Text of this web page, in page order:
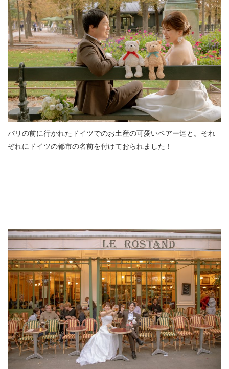
パリの前に行かれたドイツでのお土産の可愛いベアー達と。それ
ぞれにドイツの都市の名前を付けておられました！